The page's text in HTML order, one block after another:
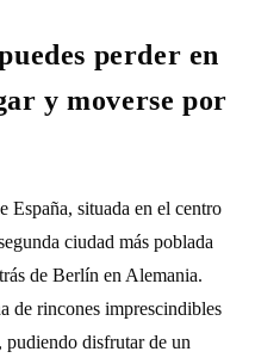
perder en
y moverse por
España, situada en el centro
ciudad más poblada
de Berlín en Alemania.
de rincones imprescindibles
pudiendo disfrutar de un